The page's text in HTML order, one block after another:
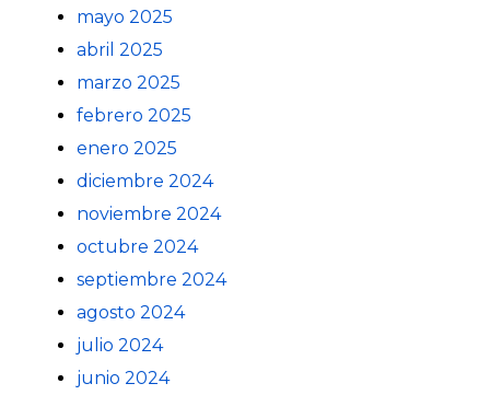
mayo 2025
abril 2025
marzo 2025
febrero 2025
enero 2025
diciembre 2024
noviembre 2024
octubre 2024
septiembre 2024
agosto 2024
julio 2024
junio 2024